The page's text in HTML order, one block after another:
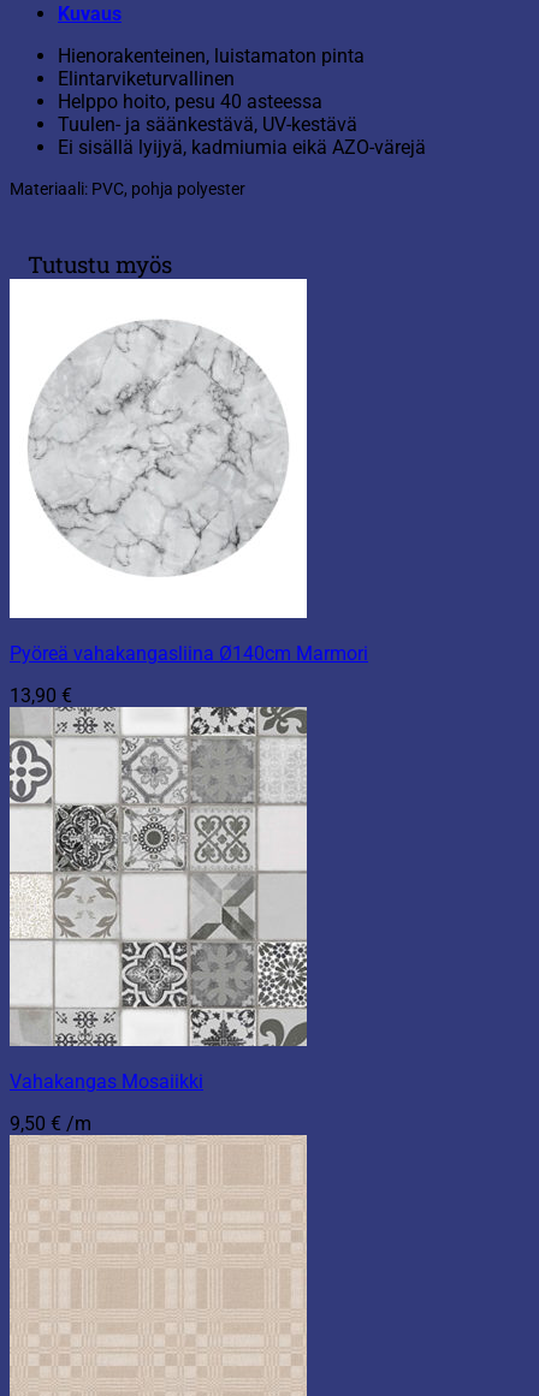
Kuvaus
Hienorakenteinen, luistamaton pinta
Elintarviketurvallinen
Helppo hoito, pesu 40 asteessa
Tuulen- ja säänkestävä, UV-kestävä
Ei sisällä lyijyä, kadmiumia eikä AZO-värejä
Materiaali: PVC, pohja polyester
Tutustu myös
Pyöreä vahakangasliina Ø140cm Marmori
13,90 €
Vahakangas Mosaiikki
9,50 € /m